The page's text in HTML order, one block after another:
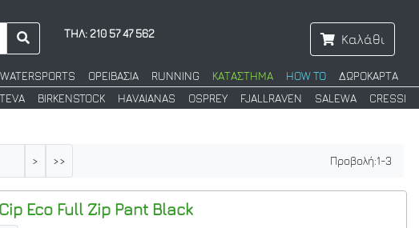
ΤΗΛ: 210 57 47 562 Καλάθι
ΟΡΕΙΒΑΣΙΑ RUNNING ΚΑΤΑΣΤΗΜΑ HOW TO
ΔΩΡΟΚΑΡΤΑ
TEVA BIRKENSTOCK HAVAIANAS OSPREY FJALLRAVEN SALEWA CRESSI
> >> Προβολή:1-3
Eco Full Zip PantBlack